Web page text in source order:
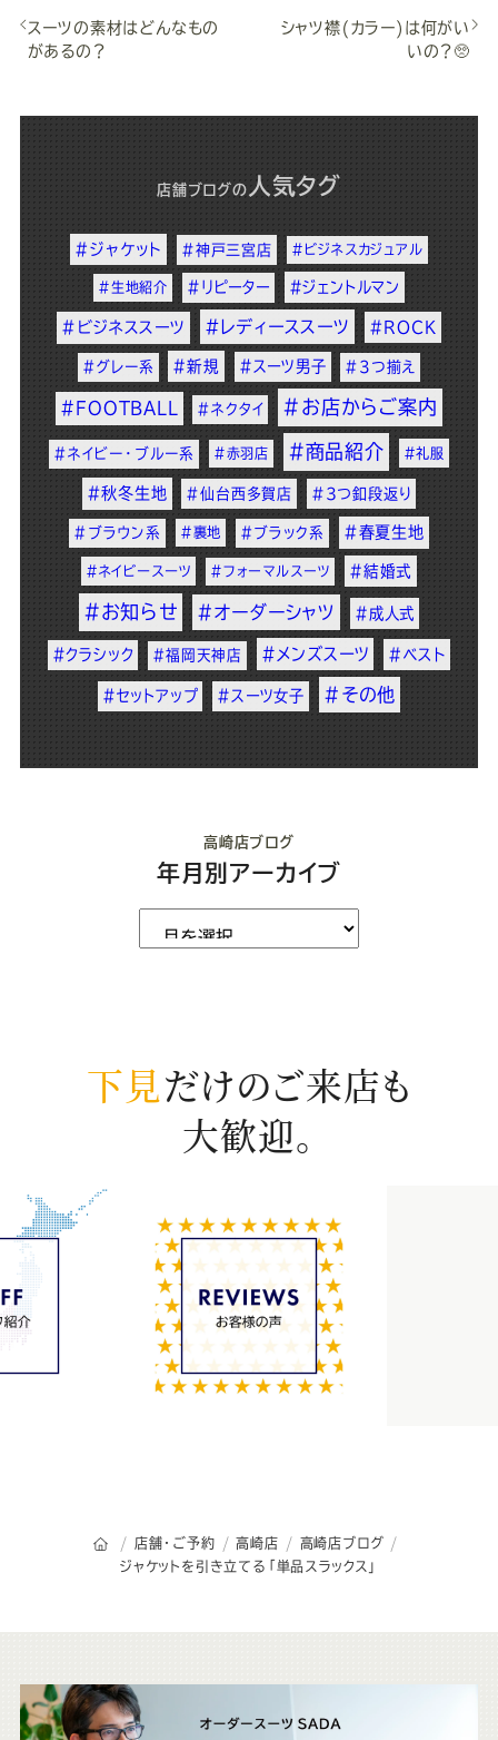
スーツの素材はどんなもの
があるの？
シャツ襟(カラー)は何がい
いの？🥺
店舗ブログの 人気タグ
#ジャケット #神戸三宮店 #ビジネスカジュアル
#生地紹介 #リピーター #ジェントルマン
#ビジネススーツ #レディーススーツ #ROCK
#グレー系 #新規 #スーツ男子 #3つ揃え
#FOOTBALL #ネクタイ #お店からご案内
#ネイビー・ブルー系 #赤羽店 #商品紹介 #礼服
#秋冬生地 #仙台西多賀店 #3つ釦段返り
#ブラウン系 #裏地 #ブラック系 #春夏生地
#ネイビースーツ #フォーマルスーツ #結婚式
#お知らせ #オーダーシャツ #成人式
#クラシック #福岡天神店 #メンズスーツ #ベスト
#セットアップ #スーツ女子 #その他
高崎店ブログ
年月別アーカイブ
下見だけのご来店も
大歓迎。
オーダースーツSADAのトップページ
店舗・ご予約 高崎店
高崎店ブログ
ジャケットを引き立てる「単品スラックス」
こ